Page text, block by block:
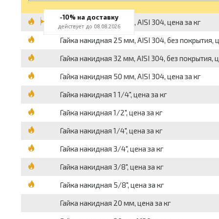
Гайка накидная 20 мм, AISI 304, цена за кг
Гайка накидная 25 мм, AISI 304, без покрытия,
Гайка накидная 32 мм, AISI 304, без покрытия,
Гайка накидная 50 мм, AISI 304, цена за кг
Гайка накидная 1 1/4", цена за кг
Гайка накидная 1/2", цена за кг
Гайка накидная 1/4", цена за кг
Гайка накидная 3/4", цена за кг
Гайка накидная 3/8", цена за кг
Гайка накидная 5/8", цена за кг
Гайка накидная 20 мм, цена за кг
-10% на доставку
действует до 08.08.2026